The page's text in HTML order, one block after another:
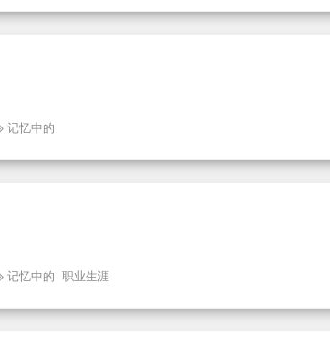
记忆中的
记忆中的 职业生涯